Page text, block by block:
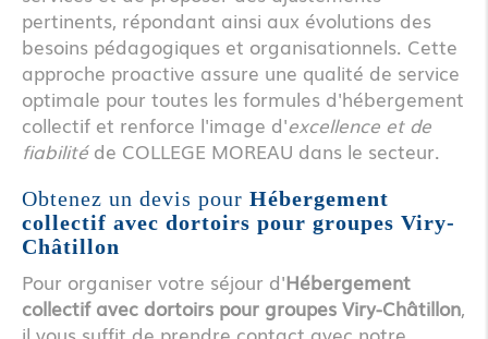
pertinents, répondant ainsi aux évolutions des
besoins pédagogiques et organisationnels. Cette
approche proactive assure une qualité de service
optimale pour toutes les formules d'hébergement
collectif et renforce l'image d'excellence et de
fiabilitéde COLLEGE MOREAU dans le secteur.
Obtenez un devis pour Hébergement
collectif avec dortoirs pour groupes Viry-
Châtillon
Pour organiser votre séjour d'Hébergement
collectif avec dortoirs pour groupes Viry-Châtillon,